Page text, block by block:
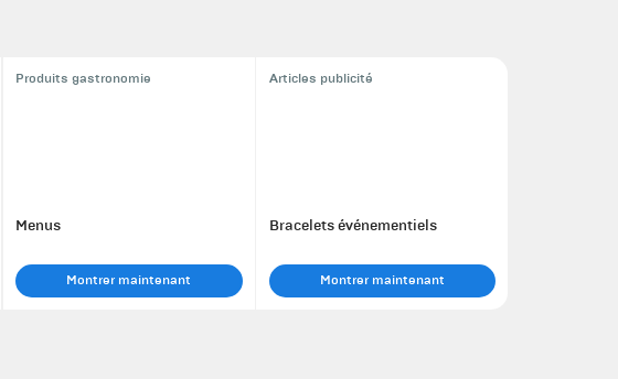
Produits gastronomie
Menus
Montrer maintenant
Articles publicité
Bracelets événementiels
Montrer maintenant